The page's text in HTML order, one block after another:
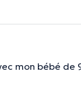
mon bébé de